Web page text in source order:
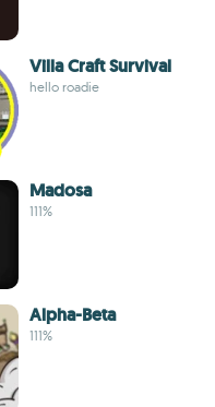
Villa Craft Survival
hello roadie
Madosa
111%
Alpha-Beta
111%